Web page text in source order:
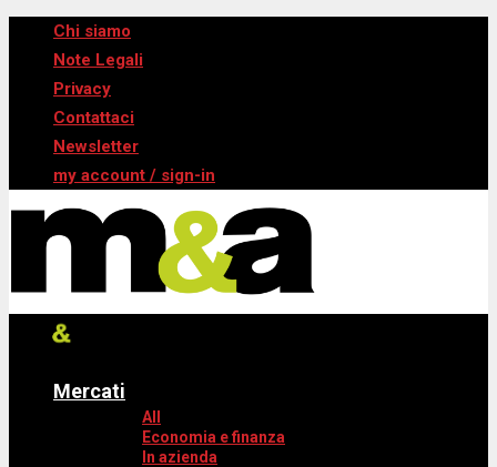
Chi siamo
Note Legali
Privacy
Contattaci
Newsletter
my account / sign-in
Mercati
All
Economia e finanza
In azienda